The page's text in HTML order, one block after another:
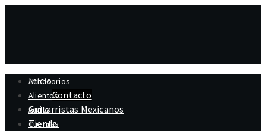
Inicio
Contacto
Guitarristas Mexicanos
Tienda
Accesorios
Alientos
Audio
Cuerdas